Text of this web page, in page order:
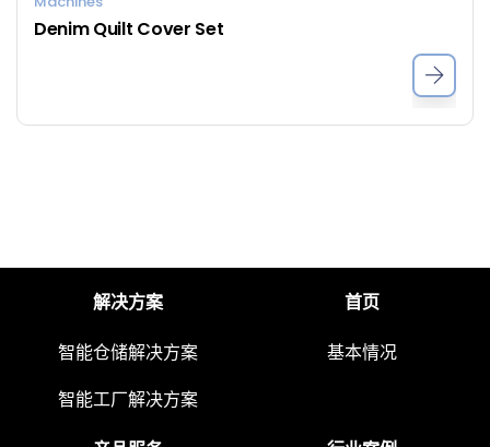
Denim Quilt Cover Set
解决方案
智能仓储解决方案
智能工厂解决方案
首页
基本情况